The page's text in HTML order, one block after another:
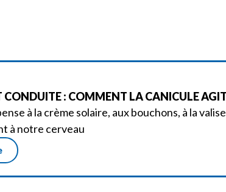
CONDUITE : COMMENT LA CANICULE
à la crème solaire, aux bouchons, à la
à notre cerveau